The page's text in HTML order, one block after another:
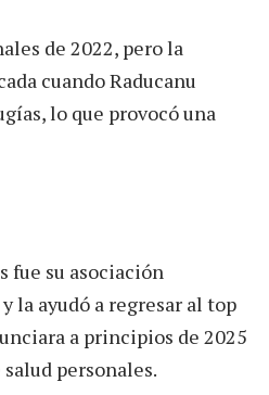
de 2022, pero la
cuando Raducanu
lo que provocó una
fue su asociación
la ayudó a regresar al top
a principios de 2025
personales.